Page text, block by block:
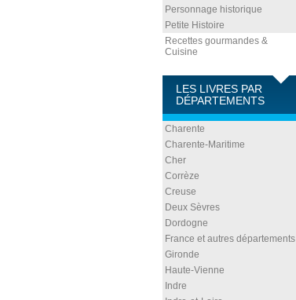
Personnage historique
Petite Histoire
Recettes gourmandes &
Cuisine
LES LIVRES PAR
DÉPARTEMENTS
Charente
Charente-Maritime
Cher
Corrèze
Creuse
Deux Sèvres
Dordogne
France et autres départements
Gironde
Haute-Vienne
Indre